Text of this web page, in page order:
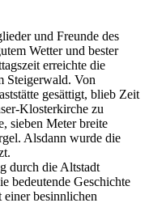
und Freunde des
Wetter und bester
erreichte die
Steigerwald. Von
gesättigt, blieb Zeit
Klosterkirche zu
sieben Meter breite
Alsdann wurde die
durch die Altstadt
bedeutende Geschichte
einer besinnlichen